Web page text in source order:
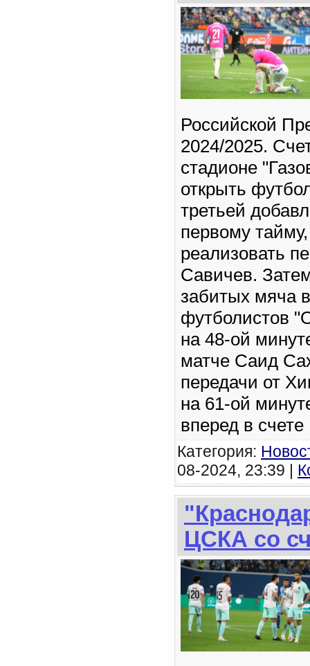
Российской
2024/2025.
стадионе
открыть
третьей
первому
реализовать
Савичев.
забитых мяча
футболистов
на 48-ой
матче Саид
передачи от
на 61-ой
вперед в счете
Категория:
08-2024, 23:39 |
ЦСКА со